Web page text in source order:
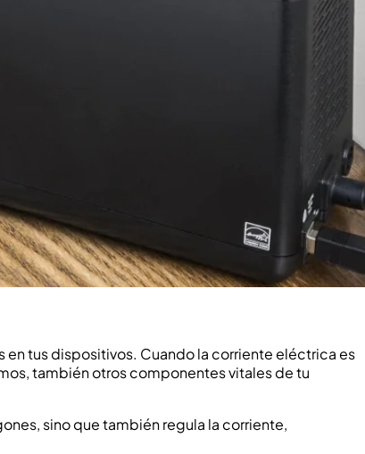
tus dispositivos. Cuando la corriente eléctrica es
también otros componentes vitales de tu
sino que también regula la corriente,